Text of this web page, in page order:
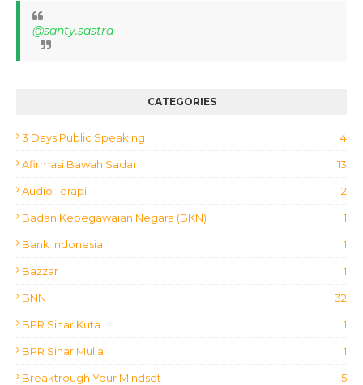
@santy.sastra
CATEGORIES
3 Days Public Speaking 4
Afirmasi Bawah Sadar 13
Audio Terapi 2
Badan Kepegawaian Negara (BKN) 1
Bank Indonesia 1
Bazzar 1
BNN 32
BPR Sinar Kuta 1
BPR Sinar Mulia 1
Breaktrough Your Mindset 5